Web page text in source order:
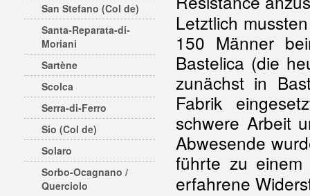
San Stefano (Col de)
Santa-Reparata-di-
Moriani
Sartène
Scolca
Serra-di-Ferro
Sio (Col de)
Solaro
Sorbo-Ocagnano /
Querciolo
Letztlich
150 Männer
Bastelica (die
zunächst in
Fabrik
schwere Arbeit
Abwesende
führte zu
erfahrene